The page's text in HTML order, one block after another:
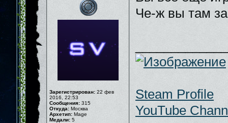
Зарегистрирован: 22 фев
2016, 22:53
Сообщения: 315
Откуда: Москва
Архетип: Mage
Медали: 5
Че-ж вы там
Steam Profile
YouTube